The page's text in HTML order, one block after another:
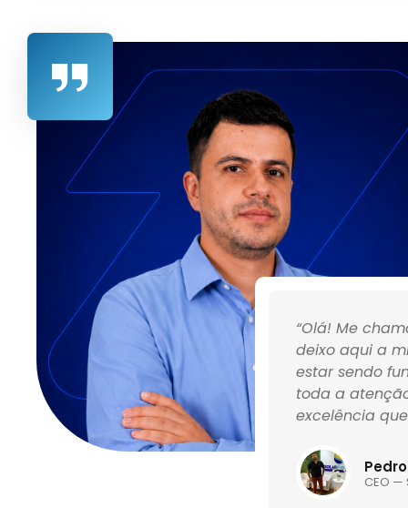
de abertura da minha
sem representantes físicos
apenas para contratar o
diferencial na minha
até hoje é muito
“Olá! Me
deixo aqui a
estar sendo
toda a
excelência
CEO